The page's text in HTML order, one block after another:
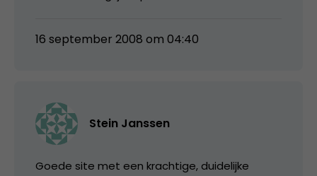
16 september 2008 om 04:40
Stein Janssen
Goede site met een krachtige, duidelijke